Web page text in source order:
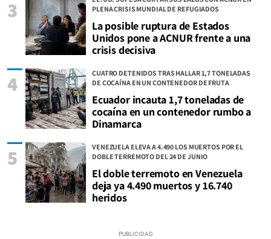
PLENA CRISIS MUNDIAL DE REFUGIADOS
La posible ruptura de Estados
Unidos pone a ACNUR frente a una
crisis decisiva
3
CUATRO DETENIDOS TRAS HALLAR 1,7 TONELADAS
DE COCAÍNA EN UN CONTENEDOR DE FRUTA
Ecuador incauta 1,7 toneladas de
cocaína en un contenedor rumbo a
Dinamarca
4
VENEZUELA ELEVA A 4.490 LOS MUERTOS POR EL
DOBLE TERREMOTO DEL 24 DE JUNIO
El doble terremoto en Venezuela
deja ya 4.490 muertos y 16.740
heridos
5